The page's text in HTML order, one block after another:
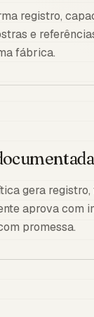
registro,
e
fábrica.
gera registro,
aprova com
promessa.